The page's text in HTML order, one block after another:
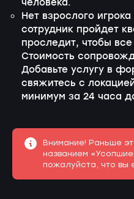
человека.
Нет взрослого
сотрудник пройдет
проследит, чтобы
Стоимость
Добавьте услугу в
свяжитесь с
минимум за 24 часа
Внимание! Раньше
названием
пожалуйста, что вы